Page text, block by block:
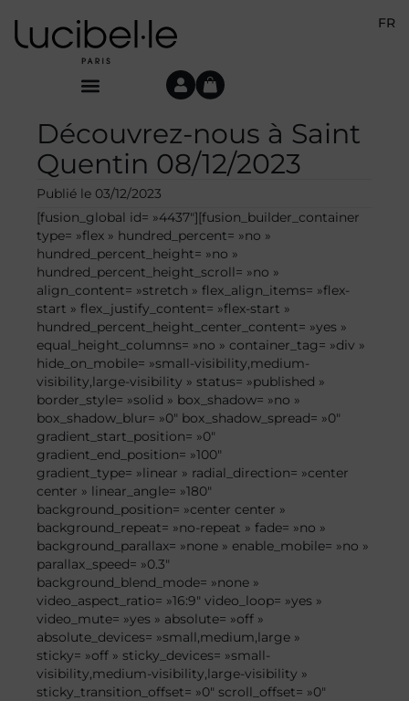
FR
Découvrez-nous à Saint
Quentin 08/12/2023
Publié le 03/12/2023
[fusion_global id= »4437″][fusion_builder_container
type= »flex » hundred_percent= »no »
hundred_percent_height= »no »
hundred_percent_height_scroll= »no »
align_content= »stretch » flex_align_items= »flex-
start » flex_justify_content= »flex-start »
hundred_percent_height_center_content= »yes »
equal_height_columns= »no » container_tag= »div »
hide_on_mobile= »small-visibility,medium-
visibility,large-visibility » status= »published »
border_style= »solid » box_shadow= »no »
box_shadow_blur= »0″ box_shadow_spread= »0″
gradient_start_position= »0″
gradient_end_position= »100″
gradient_type= »linear » radial_direction= »center
center » linear_angle= »180″
background_position= »center center »
background_repeat= »no-repeat » fade= »no »
background_parallax= »none » enable_mobile= »no »
parallax_speed= »0.3″
background_blend_mode= »none »
video_aspect_ratio= »16:9″ video_loop= »yes »
video_mute= »yes » absolute= »off »
absolute_devices= »small,medium,large »
sticky= »off » sticky_devices= »small-
visibility,medium-visibility,large-visibility »
sticky_transition_offset= »0″ scroll_offset= »0″